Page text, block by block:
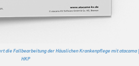
die Fallbearbeitung der Häuslichen Krankenpflege mit atacama |
HKP